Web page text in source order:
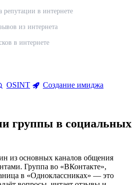
в интернете
из интернета
в интернете
OSINT
Создание имиджа
группы в социальных
из основных каналов общения
Группа во «ВКонтакте»,
в «Одноклассниках» — это